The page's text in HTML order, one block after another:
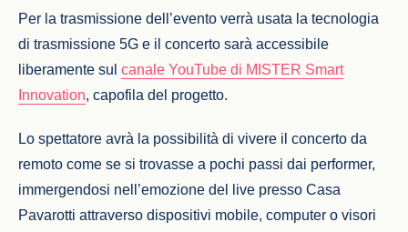
Per la trasmissione dell’evento verrà usata la tecnologia
di trasmissione 5G e il concerto sarà accessibile
liberamente sul canale YouTube di MISTER Smart
Innovation, capofila del progetto.
Lo spettatore avrà la possibilità di vivere il concerto da
remoto come se si trovasse a pochi passi dai performer,
immergendosi nell’emozione del live presso Casa
Pavarotti attraverso dispositivi mobile, computer o visori